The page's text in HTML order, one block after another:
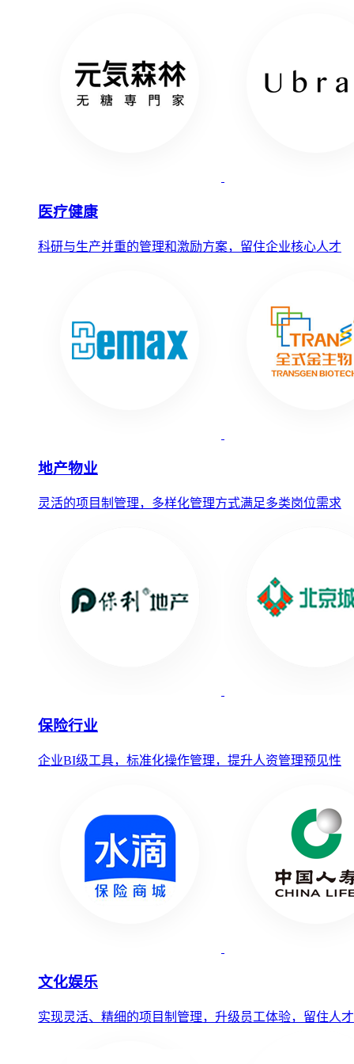
医疗健康
科研与生产并重的管理和激励方案，留住企业核心人才
地产物业
灵活的项目制管理，多样化管理方式满足多类岗位需求
保险行业
企业BI级工具，标准化操作管理，提升人资管理预见性
文化娱乐
实现灵活、精细的项目制管理，升级员工体验，留住人才